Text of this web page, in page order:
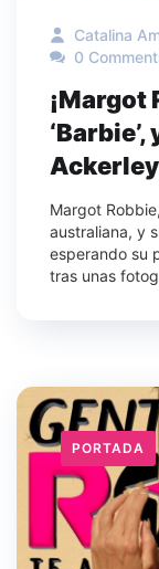
Catalina
0
¡Margot
Margot
australiana, y
esperando su
tras unas
PORTADA